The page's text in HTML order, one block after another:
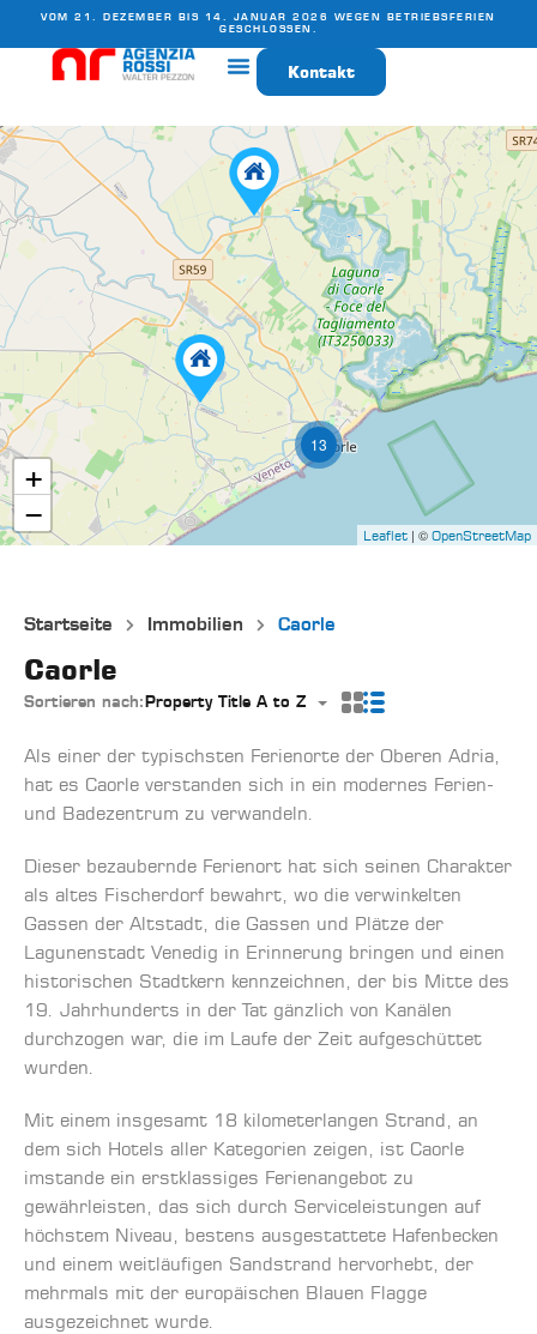
VOM 21. DEZEMBER BIS 14. JANUAR 2026 WEGEN BETRIEBSFERIEN
GESCHLOSSEN.
Kontakt
13
+
−
Leaflet | © OpenStreetMap
Startseite Immobilien Caorle
Caorle
Sortieren nach: Property Title A to Z
Als einer der typischsten Ferienorte der Oberen Adria,
hat es Caorle verstanden sich in ein modernes Ferien-
und Badezentrum zu verwandeln.
Dieser bezaubernde Ferienort hat sich seinen Charakter
als altes Fischerdorf bewahrt, wo die verwinkelten
Gassen der Altstadt, die Gassen und Plätze der
Lagunenstadt Venedig in Erinnerung bringen und einen
historischen Stadtkern kennzeichnen, der bis Mitte des
19. Jahrhunderts in der Tat gänzlich von Kanälen
durchzogen war, die im Laufe der Zeit aufgeschüttet
wurden.
Mit einem insgesamt 18 kilometerlangen Strand, an
dem sich Hotels aller Kategorien zeigen, ist Caorle
imstande ein erstklassiges Ferienangebot zu
gewährleisten, das sich durch Serviceleistungen auf
höchstem Niveau, bestens ausgestattete Hafenbecken
und einem weitläufigen Sandstrand hervorhebt, der
mehrmals mit der europäischen Blauen Flagge
ausgezeichnet wurde.